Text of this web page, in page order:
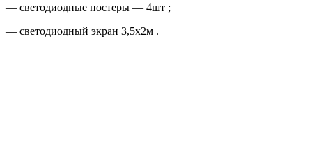
— светодиодные постеры — 4шт ;
— светодиодный экран 3,5х2м .